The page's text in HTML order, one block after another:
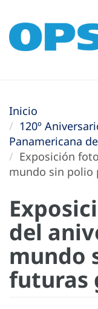
Inicio
120º
Panamericana
Exposición
mundo sin polio
del
mundo
futuras